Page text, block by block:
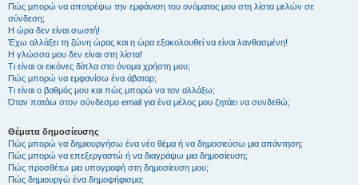
Πώς μπορώ να αποτρέψω την εμφάνιση του ονόματος μου στη λίστα μελών σε
σύνδεση;
Η ώρα δεν είναι σωστή!
Έχω αλλάξει τη ζώνη ώρας και η ώρα εξακολουθεί να είναι λανθασμένη!
Η γλώσσα μου δεν είναι στη λίστα!
Τι είναι οι εικόνες δίπλα στο όνομα χρήστη μου;
Πώς μπορώ να εμφανίσω ένα άβαταρ;
Τι είναι ο βαθμός μου και πώς μπορώ να τον αλλάξω;
Όταν πατάω στον σύνδεσμο email για ένα μέλος μου ζητάει να συνδεθώ;
Θέματα δημοσίευσης
Πώς μπορώ να δημιουργήσω ένα νέο θέμα ή να δημοσιεύσω μια απάντηση;
Πώς μπορώ να επεξεργαστώ ή να διαγράψω μια δημοσίευση;
Πώς προσθέτω μια υπογραφή στη δημοσίευση μου;
Πώς δημιουργώ ένα δημοψήφισμα;